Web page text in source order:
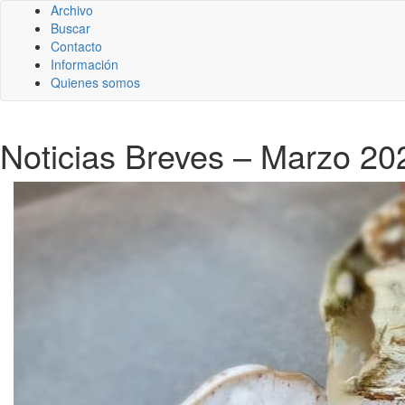
Archivo
Buscar
Contacto
Información
Quienes somos
Noticias Breves – Marzo